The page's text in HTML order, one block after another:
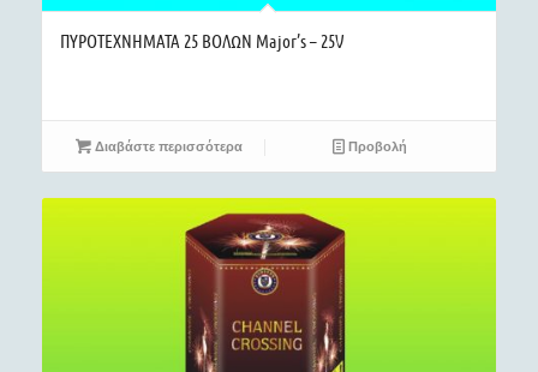
ΠΥΡΟΤΕΧΝΗΜΑΤΑ 25 ΒΟΛΩΝ Major’s – 25V
Διαβάστε περισσότερα Προβολή